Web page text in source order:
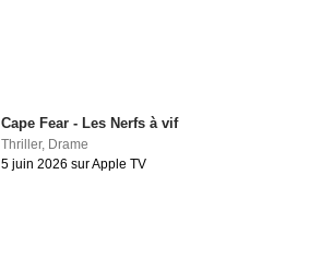
Cape Fear - Les Nerfs à vif
Thriller, Drame
5 juin 2026 sur Apple TV